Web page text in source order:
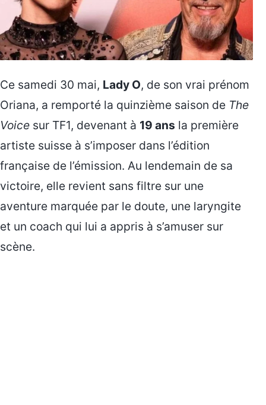
Ce samedi 30 mai, Lady O, de son vrai prénom
Oriana, a remporté la quinzième saison de The
Voice sur TF1, devenant à 19 ans la première
artiste suisse à s’imposer dans l’édition
française de l’émission. Au lendemain de sa
victoire, elle revient sans filtre sur une
aventure marquée par le doute, une laryngite
et un coach qui lui a appris à s’amuser sur
scène.